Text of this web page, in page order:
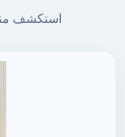
استكشف